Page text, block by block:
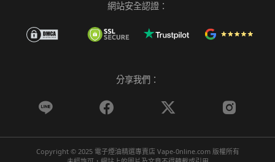
網站安全認證：
分享我們：
   
Copyright © 2025 電子煙油精選專賣店 Vape-0nline.com 版權所有